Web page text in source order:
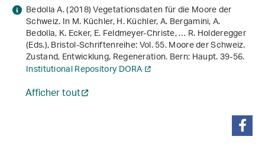
Bedolla A. (2018) Vegetationsdaten für die Moore der
Schweiz. In M. Küchler, H. Küchler, A. Bergamini, A.
Bedolla, K. Ecker, E. Feldmeyer-Christe, … R. Holderegger
(Eds.),Bristol-Schriftenreihe: Vol. 55.Moore der Schweiz.
Zustand, Entwicklung, Regeneration. Bern: Haupt. 39-56.
Institutional Repository DORA
Afficher tout